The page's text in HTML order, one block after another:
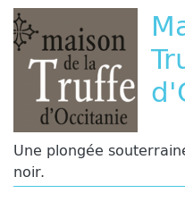
Une plongée
noir.